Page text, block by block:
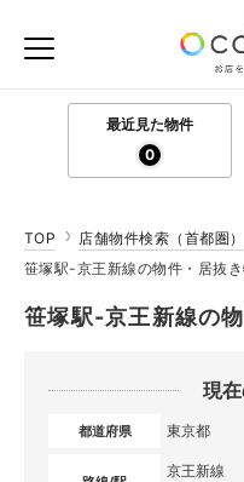
最近見た物件
0
TOP
店舗物件検索（首都圏）
笹塚駅-京王新線の物件・居抜
笹塚駅-京王新線の
現
都道府県 東京都
京王新線